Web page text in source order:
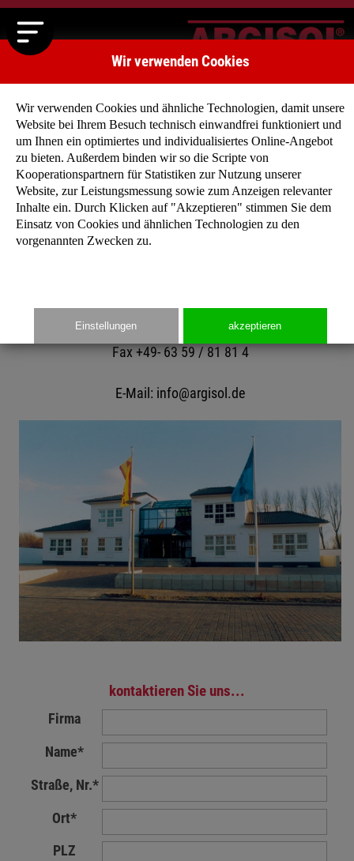
Kontakt
ARGISOL Bausysteme BEWA GmbH
Tel. +49- 63 59 / 93 26-0
Fax +49- 63 59 / 81 81 4
E-Mail: info@argisol.de
kontaktieren Sie uns...
Firma
Name*
Straße, Nr.*
Ort*
PLZ
Wir verwenden Cookies
Wir verwenden Cookies und ähnliche Technologien, damit unsere
Website bei Ihrem Besuch technisch einwandfrei funktioniert und
um Ihnen ein optimiertes und individualisiertes Online-Angebot
zu bieten. Außerdem binden wir so die Scripte von
Kooperationspartnern für Statistiken zur Nutzung unserer
Website, zur Leistungsmessung sowie zum Anzeigen relevanter
Inhalte ein. Durch Klicken auf "Akzeptieren" stimmen Sie dem
Einsatz von Cookies und ähnlichen Technologien zu den
vorgenannten Zwecken zu.
Einstellungen akzeptieren